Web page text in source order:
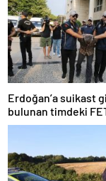
Erdoğan’a suikast
bulunan timdeki
Karatepe tutuklandı